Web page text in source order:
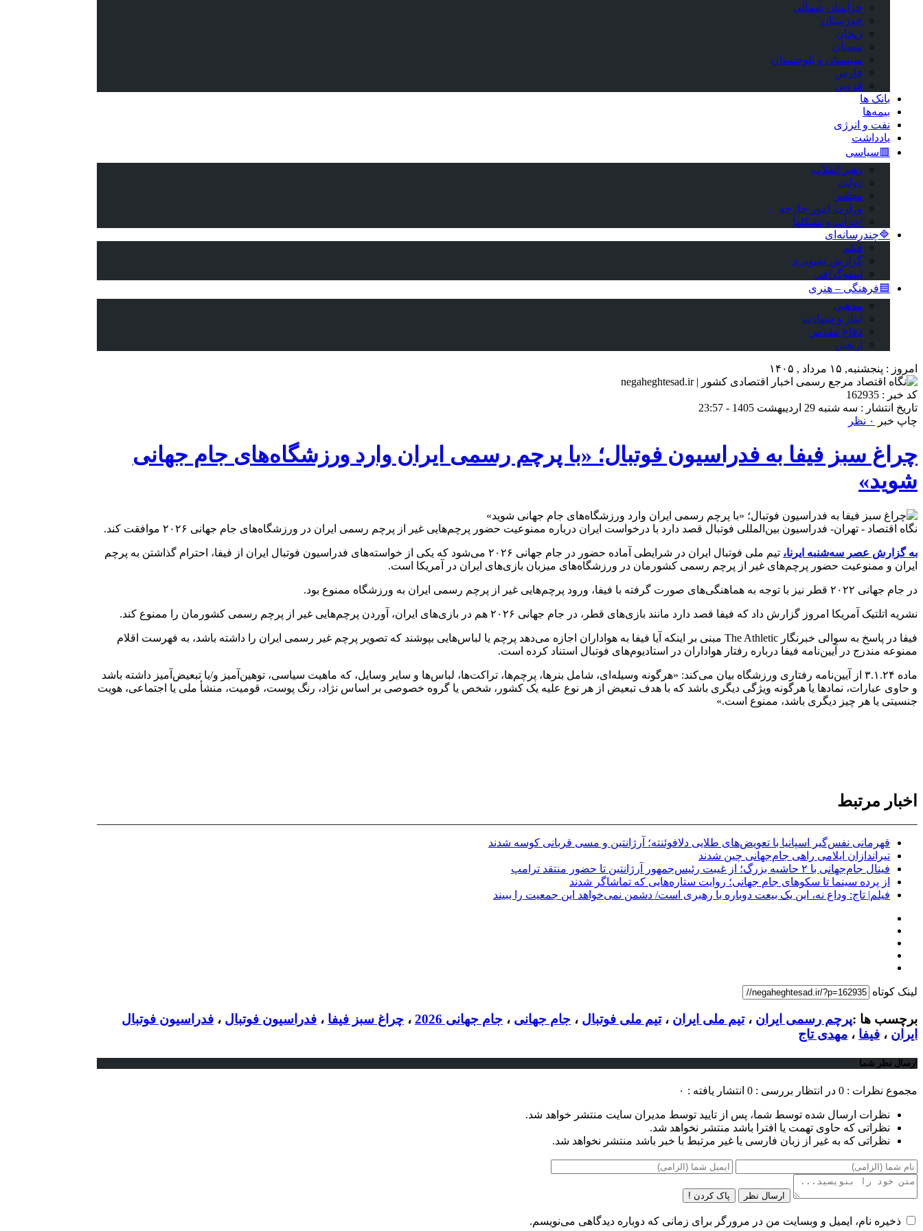
خراسان شمالی
خوزستان
زنجان
سمنان
سیستان و بلوچستان
فارس
قزوین
بانک ها
بیمه‌ها
نفت و انرژی
یادداشت
🟥سیاسی
رهبر انقلاب
دولت
مجلس
وزارت امور خارجه
احزاب و تشکلها
🔷چندرسانه‌ای
فیلم
گزارش تصویری
اینفوگرافی
🟦فرهنگی – هنری
مذهبی
ایثار و شهادت
دفاع مقدس
اربعین
امروز : پنجشنبه, ۱۵ مرداد , ۱۴۰۵
کد خبر : 162935
تاریخ انتشار : سه شنبه 29 اردیبهشت 1405 - 23:57
چاپ خبر
۰ نظر
چراغ سبز فیفا به فدراسیون فوتبال؛ «با پرچم رسمی ایران وارد ورزشگاه‌های جام جهانی
شوید»
نگاه اقتصاد - تهران- فدراسیون بین‌المللی فوتبال قصد دارد با درخواست ایران درباره ممنوعیت حضور پرچم‌هایی غیر از پرچم رسمی ایران در ورزشگاه‎‌های جام جهانی ۲۰۲۶ موافقت کند.
به گزارش عصر سه‌شنبه ایرنا،
تیم ملی فوتبال ایران در شرایطی آماده حضور در جام جهانی ۲۰۲۶ می‌شود که یکی از خواسته‌های فدراسیون فوتبال ایران از فیفا، احترام گذاشتن به پرچم
ایران و ممنوعیت حضور پرچم‌های غیر از پرچم رسمی کشورمان در ورزشگاه‌های میزبان بازی‌های ایران در آمریکا است.
در جام جهانی ۲۰۲۲ قطر نیز با توجه به هماهنگی‌های صورت گرفته با فیفا، ورود پرچم‌هایی غیر از پرچم رسمی ایران به ورزشگاه ممنوع بود.
نشریه اتلتیک آمریکا امروز گزارش داد که فیفا قصد دارد مانند بازی‌های قطر، در جام جهانی ۲۰۲۶ هم در بازی‌های ایران، آوردن پرچم‎‌هایی غیر از پرچم رسمی کشورمان را ممنوع کند.
فیفا در پاسخ به سوالی خبرنگار The Athletic مبنی بر اینکه آیا فیفا به هواداران اجازه می‌دهد پرچم یا لباس‌هایی بپوشند که تصویر پرچم غیر رسمی ایران را داشته باشد، به فهرست اقلام
ممنوعه مندرج در آیین‌نامه فیفا درباره رفتار هواداران در استادیوم‌های فوتبال استناد کرده است.
ماده ۳.۱.۲۴ از آیین‌نامه رفتاری ورزشگاه بیان می‌کند: «هرگونه وسیله‌ای، شامل بنرها، پرچم‌ها، تراکت‌ها، لباس‌ها و سایر وسایل، که ماهیت سیاسی، توهین‌آمیز و/یا تبعیض‌آمیز داشته باشد
و حاوی عبارات، نمادها یا هرگونه ویژگی دیگری باشد که با هدف تبعیض از هر نوع علیه یک کشور، شخص یا گروه خصوصی بر اساس نژاد، رنگ پوست، قومیت، منشأ ملی یا اجتماعی، هویت
جنسیتی یا هر چیز دیگری باشد، ممنوع است.»
اخبار مرتبط
قهرمانی نفس‌گیر اسپانیا با تعویض‌های طلایی دلافوئنته؛ آرژانتین و مسی قربانی کوسه شدند
تیراندازان ایلامی راهی جام‌جهانی چین شدند
فینال جام‌جهانی با ۲ حاشیه بزرگ؛ از غیبت رئیس‌جمهور آرژانتین تا حضور منتقد ترامپ
از پرده سینما تا سکوهای جام جهانی؛ روایت ستاره‌هایی که تماشاگر شدند
فیلم| تاج: وداع نه، این یک بیعت دوباره با رهبری است/ دشمن نمی‌خواهد این جمعیت را ببیند
لینک کوتاه
برچسب ها :پرچم رسمی ایران ،تیم ملی ایران ،تیم ملی فوتبال ، جام جهانی ، جام جهانی 2026 ، چراغ سبز فیفا ، فدراسیون فوتبال ، فدراسیون فوتبال
ایران ، فیفا ، مهدی تاج
ارسال نظر شما
مجموع نظرات : 0 در انتظار بررسی : 0 انتشار یافته : ۰
نظرات ارسال شده توسط شما، پس از تایید توسط مدیران سایت منتشر خواهد شد.
نظراتی که حاوی تهمت یا افترا باشد منتشر نخواهد شد.
نظراتی که به غیر از زبان فارسی یا غیر مرتبط با خبر باشد منتشر نخواهد شد.
ارسال نظر پاک کردن !
ذخیره نام، ایمیل و وبسایت من در مرورگر برای زمانی که دوباره دیدگاهی می‌نویسم.